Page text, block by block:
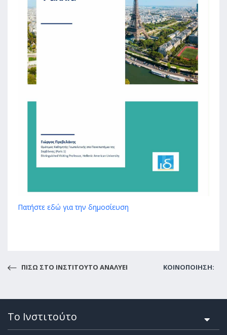
Πατήστε εδώ για την δημοσίευση
ΠΙΣΩ ΣΤO ΙΝΣΤΙΤΟΥΤΟ ΑΝΑΛΥΕΙ ΚΟΙΝΟΠΟΙΗΣΗ:
Το Ινστιτούτο